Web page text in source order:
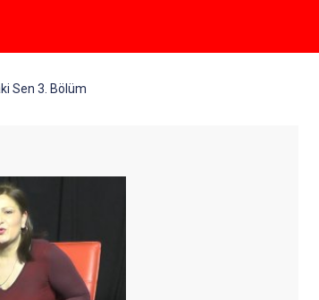
Sen 3. Bölüm